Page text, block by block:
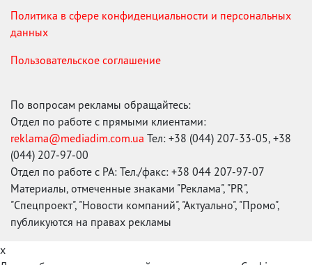
Политика в сфере конфиденциальности и персональных
данных
Пользовательское соглашение
По вопросам рекламы обращайтесь:
Отдел по работе с прямыми клиентами:
reklama@mediadim.com.ua Тел: +38 (044) 207-33-05, +38
(044) 207-97-00
Отдел по работе с РА: Тел./факс: +38 044 207-97-07
Материалы, отмеченные знаками "Реклама", "PR",
"Спецпроект", "Новости компаний", "Актуально", "Промо",
публикуются на правах рекламы
x